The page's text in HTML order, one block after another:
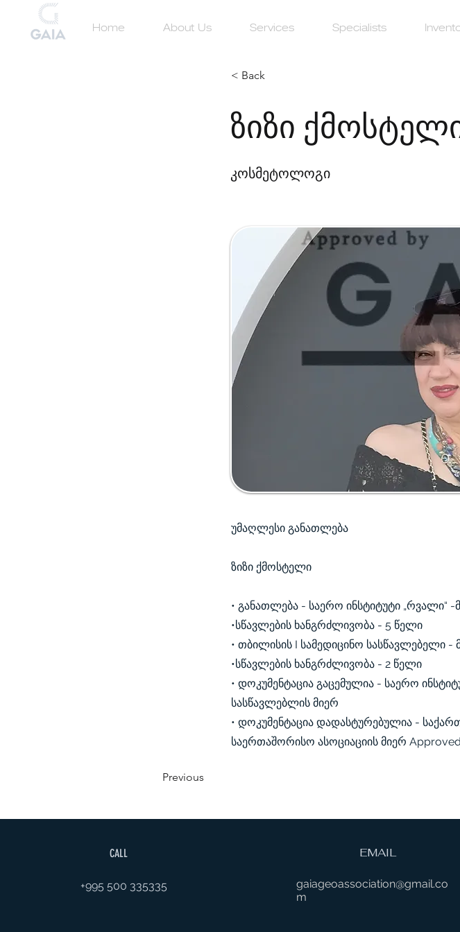
Home About Us Services Specialists
< Back
ზიზი
კოსმეტოლოგი
უმაღლესი განათლება
ზიზი ქმოსტელი
• განათლება - საერო ინსტიტუტი „რვალი“ -
•სწავლების ხანგრძლივობა - 5 წელი
• თბილისის I სამედიცინო სასწავლებელი -
•სწავლების ხანგრძლივობა - 2 წელი
• დოკუმენტაცია გაცემულია - საერო
სასწავლებლის მიერ
• დოკუმენტაცია დადასტურებულია -
საერთაშორისო ასოციაციის მიერ
Previous
CALL
+995 500 335335
EMAIL
gaiageoassociation@gmail.co
m